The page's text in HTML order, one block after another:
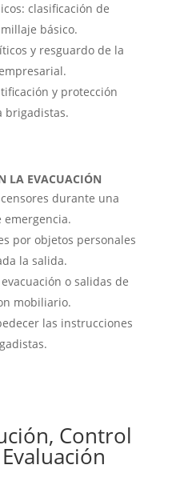
clasificación de
básico.
y resguardo de la
y protección
brigadistas.
LA EVACUACIÓN
durante una
emergencia.
por objetos personales
la salida.
o salidas de
mobiliario.
las instrucciones
Control